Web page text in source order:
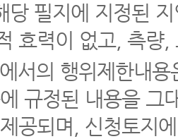
당 필지에 지정된
효력이 없고, 측량
서의 행위제한내
규정된 내용을 그
공되며, 신청토지